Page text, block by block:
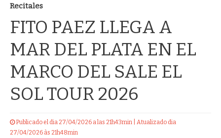
Recitales
FITO PAEZ LLEGA A
MAR DEL PLATA EN EL
MARCO DEL SALE EL
SOL TOUR 2026
Publicado el dia 27/04/2026 a las 21h43min | Atualizado dia
27/04/2026 às 21h48min